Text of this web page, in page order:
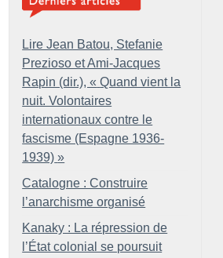
Lire Jean Batou, Stefanie
Prezioso et Ami-Jacques
Rapin (dir.), « Quand vient la
nuit. Volontaires
internationaux contre le
fascisme (Espagne 1936-
1939) »
Catalogne : Construire
l’anarchisme organisé
Kanaky : La répression de
l’État colonial se poursuit